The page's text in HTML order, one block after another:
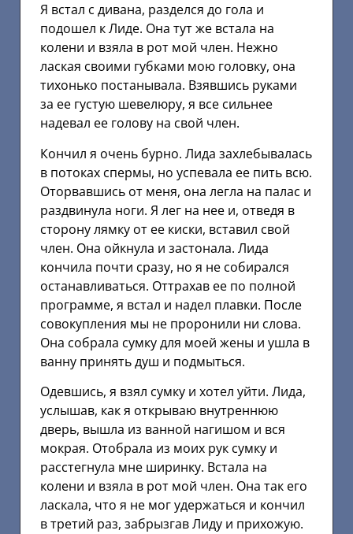
Я встал с дивана, разделся до гола и
подошел к Лиде. Она тут же встала на
колени и взяла в рот мой член. Нежно
лаская своими губками мою головку, она
тихонько постанывала. Взявшись руками
за ее густую шевелюру, я все сильнее
надевал ее голову на свой член.
Кончил я очень бурно. Лида захлебывалась
в потоках спермы, но успевала ее пить всю.
Оторвавшись от меня, она легла на палас и
раздвинула ноги. Я лег на нее и, отведя в
сторону лямку от ее киски, вставил свой
член. Она ойкнула и застонала. Лида
кончила почти сразу, но я не собирался
останавливаться. Оттрахав ее по полной
программе, я встал и надел плавки. После
совокупления мы не проронили ни слова.
Она собрала сумку для моей жены и ушла в
ванну принять душ и подмыться.
Одевшись, я взял сумку и хотел уйти. Лида,
услышав, как я открываю внутреннюю
дверь, вышла из ванной нагишом и вся
мокрая. Отобрала из моих рук сумку и
расстегнула мне ширинку. Встала на
колени и взяла в рот мой член. Она так его
ласкала, что я не мог удержаться и кончил
в третий раз, забрызгав Лиду и прихожую.